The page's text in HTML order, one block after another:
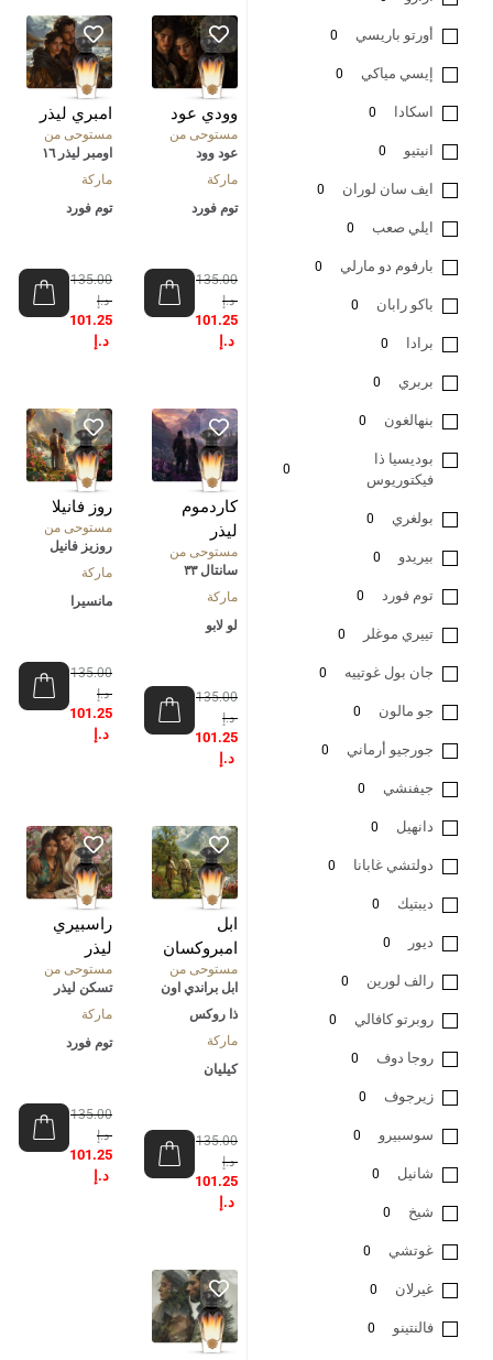
أورتو باريسي 0
إيسي مياكي 0
اسكادا 0
انيتيو 0
ايف سان لوران 0
ايلي صعب 0
بارفوم دو مارلي 0
باكو رابان 0
برادا 0
بربري 0
بنهالغون 0
بوديسيا ذا
فيكتوريوس
0
بولغري 0
بيريدو 0
توم فورد 0
تييري موغلر 0
جان بول غوتييه 0
جو مالون 0
جورجيو أرماني 0
جيفنشي 0
دانهيل 0
دولتشي غابانا 0
ديبتيك 0
ديور 0
رالف لورين 0
روبرتو كافالي 0
روجا دوف 0
زيرجوف 0
سوسبيرو 0
شانيل 0
شيخ 0
غوتشي 0
غيرلان 0
فالنتينو 0
وودي عود
مستوحى من
عود وود
ماركة
توم فورد
135.00
د.إ
101.25
د.إ
امبري ليذر
مستوحى من
اومبر ليذر ١٦
ماركة
توم فورد
135.00
د.إ
101.25
د.إ
كاردموم
ليذر
مستوحى من
سانتال ٣٣
ماركة
لو لابو
135.00
د.إ
101.25
د.إ
روز فانيلا
مستوحى من
روزيز فانيل
ماركة
مانسيرا
135.00
د.إ
101.25
د.إ
ابل
امبروكسان
مستوحى من
ابل براندي اون
ذا روكس
ماركة
كيليان
135.00
د.إ
101.25
د.إ
راسبيري
ليذر
مستوحى من
تسكن ليذر
ماركة
توم فورد
135.00
د.إ
101.25
د.إ